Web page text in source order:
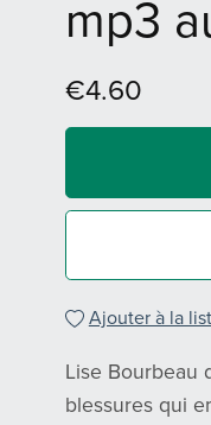
mp3
€4.60
Ajouter à la
Lise Bourbeau
blessures qui